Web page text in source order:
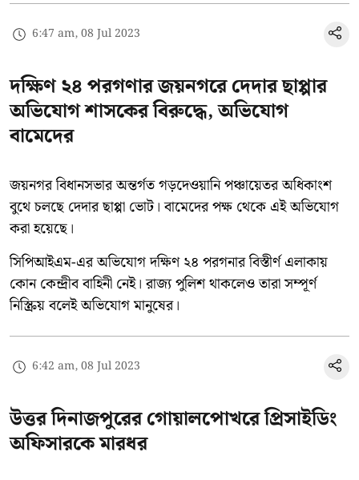
6:47 am, 08 Jul 2023
দক্ষিণ ২৪ পরগণার জয়নগরে দেদার ছাপ্পার
অভিযোগ শাসকের বিরুদ্ধে, অভিযোগ
বামেদের
জয়নগর বিধানসভার অন্তর্গত গড়দেওয়ানি পঞ্চায়েতর অধিকাংশ
বুথে চলছে দেদার ছাপ্পা ভোট। বামেদের পক্ষ থেকে এই অভিযোগ
করা হয়েছে।
সিপিআইএম-এর অভিযোগ দক্ষিণ ২৪ পরগনার বিস্তীর্ণ এলাকায়
কোন কেন্দ্রীব বাহিনী নেই। রাজ্য পুলিশ থাকলেও তারা সম্পূর্ণ
নিস্ক্রিয় বলেই অভিযোগ মানুষের।
6:42 am, 08 Jul 2023
উত্তর দিনাজপুরের গোয়ালপোখরে প্রিসাইডিং
অফিসারকে মারধর